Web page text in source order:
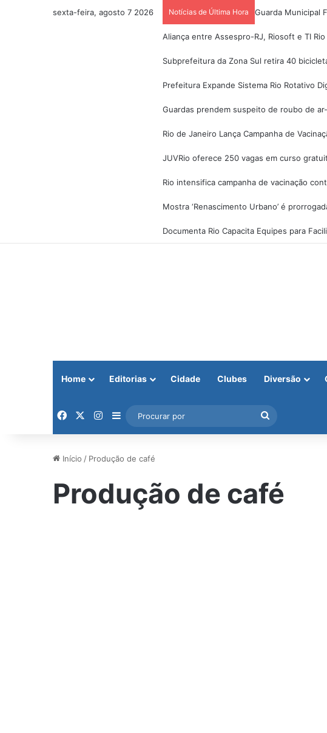
sexta-feira, agosto 7 2026 Notícias de Última Hora Guarda Municipal
Aliança entre Assespro-RJ, Riosoft e TI
Subprefeitura da Zona Sul retira 40
Prefeitura Expande Sistema Rio Rotativo
Guardas prendem suspeito de roubo de
Rio de Janeiro Lança Campanha de
JUVRio oferece 250 vagas em curso
Rio intensifica campanha de vacinação
Mostra ‘Renascimento Urbano’ é
Documenta Rio Capacita Equipes para
Home Editorias Cidade Clubes Diversão
FacebookInstagram
Barra Lateral
por
Início / Produção de café
Produção de café